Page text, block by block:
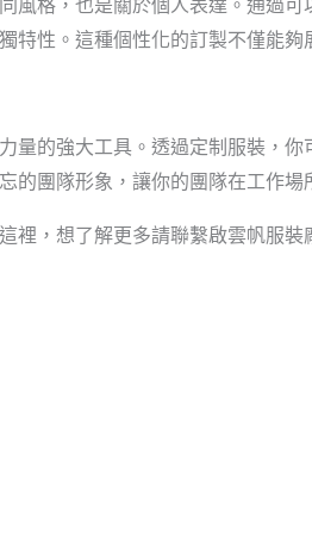
風格，也是關於個人表達。通過
特性。這種個性化的訂製不僅能
量的強大工具。透過定制服裝，
的團隊形象，讓你的團隊在工作場
裡，想了解更多請聯繫啟雲帆服